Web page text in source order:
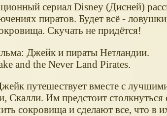
сериал Disney (Дисней)
пиратов. Будет всё -
Скучать не придётся!
Джейк и пираты Нетландии.
and the Never Land Pirates.
путешествует вместе с
Скалли. Им предстоит столкнуться
сокровища и сделают все, что в